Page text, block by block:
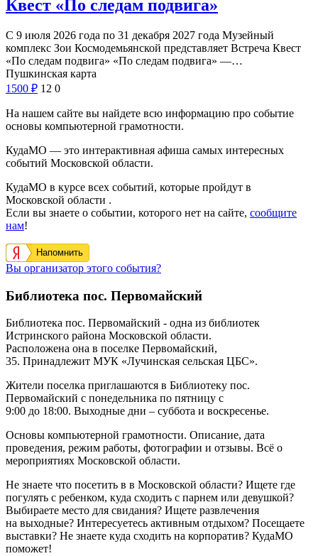
Квест «По следам подвига»
С 9 июля 2026 года по 31 декабря 2027 года Музейный
комплекс Зои Космодемьянской представляет Встреча Квест
«По следам подвига» «По следам подвига» —…
Пушкинская карта
1500 ₽ 12 0
На нашем сайте вы найдете всю информацию про событие
основы компьютерной грамотности.
КудаМО — это интерактивная афиша самых интересных
событий Московской области.
КудаМО в курсе всех событий, которые пройдут в
Московской области .
Если вы знаете о событии, которого нет на сайте, сообщите
нам!
Напомнить
Вы организатор этого события?
Библиотека пос. Первомайский
Библиотека пос. Первомайский - одна из библиотек
Истринского района Московской области.
Расположена она в поселке Первомайский,
35. Принадлежит МУК «Лучинская сельская ЦБС».
Жители поселка приглашаются в Библиотеку пос.
Первомайский с понедельника по пятницу с
9:00 до 18:00. Выходные дни – суббота и воскресенье.
Основы компьютерной грамотности. Описание, дата
проведения, режим работы, фотографии и отзывы. Всё о
мероприятиях Московской области.
Не знаете что посетить в в Московской области? Ищете где
погулять с ребенком, куда сходить с парнем или девушкой?
Выбираете место для свидания? Ищете развлечения
на выходные? Интересуетесь активным отдыхом? Посещаете
выставки? Не знаете куда сходить на корпоратив? КудаМО
поможет!